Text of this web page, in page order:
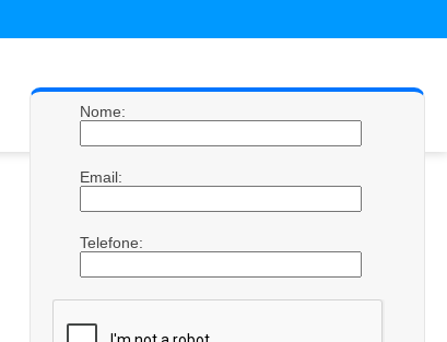
Nome:
Email:
Telefone: